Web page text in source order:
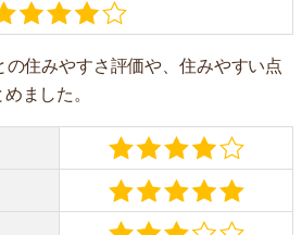
住みやすさ評価や、住みやすい点
ました。